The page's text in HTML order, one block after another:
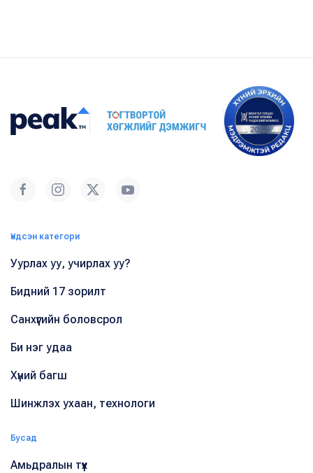
Үндсэн категори
Уурлах уу, учирлах уу?
Бидний 17 зорилт
Санхүүгийн боловсрол
Би нэг удаа
Хүний багш
Шинжлэх ухаан, технологи
Бусад
Амьдралын түүх